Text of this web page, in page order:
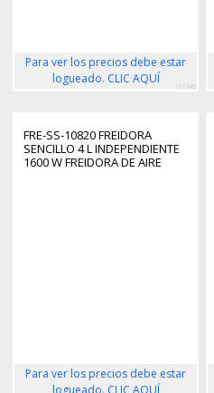
Para ver los precios debe estar
logueado. CLIC AQUÍ
166345
FRE-SS-10820 FREIDORA
SENCILLO 4 L INDEPENDIENTE
1600 W FREIDORA DE AIRE
Para ver los precios debe estar
logueado. CLIC AQUÍ